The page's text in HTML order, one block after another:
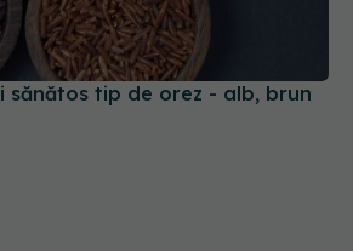
sănătos tip de orez - alb, brun